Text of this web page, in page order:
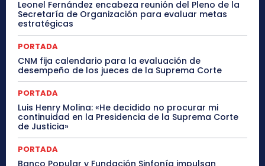
Leonel Fernández encabeza reunión del Pleno de la
Secretaría de Organización para evaluar metas
estratégicas
PORTADA
CNM fija calendario para la evaluación de
desempeño de los jueces de la Suprema Corte
PORTADA
Luis Henry Molina: «He decidido no procurar mi
continuidad en la Presidencia de la Suprema Corte
de Justicia»
PORTADA
Banco Popular y Fundación Sinfonía impulsan